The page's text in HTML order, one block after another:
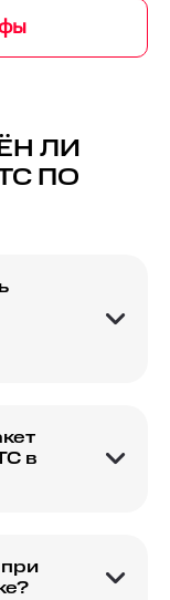
ЛИ
ПО
адрес.
о
в